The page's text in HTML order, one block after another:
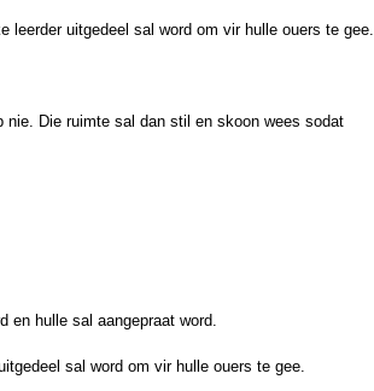
leerder uitgedeel sal word om vir hulle ouers te gee.
nie. Die ruimte sal dan stil en skoon wees sodat
en hulle sal aangepraat word.
sal word om vir hulle ouers te gee.